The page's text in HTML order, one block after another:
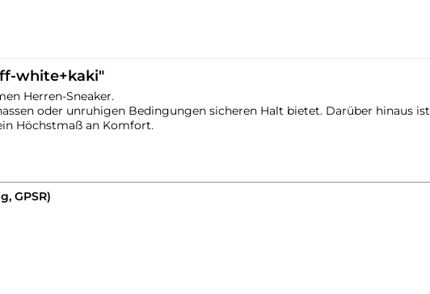
white+kaki"
Herren-Sneaker.
oder unruhigen Bedingungen sicheren Halt bietet. Darüber hinaus ist
Höchstmaß an Komfort.
GPSR)